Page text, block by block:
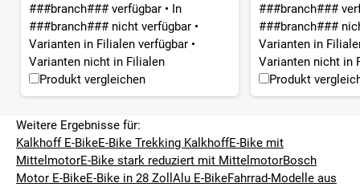
###branch### verfügbar • In
###branch### nicht verfügbar •
Varianten in Filialen verfügbar •
Varianten nicht in Filialen
Produkt vergleichen
###branch###
###branch###
Varianten in
Varianten nicht in
Produkt
Weitere Ergebnisse für:
Kalkhoff E-BikeE-Bike Trekking KalkhoffE-Bike mit
MittelmotorE-Bike stark reduziert mit MittelmotorBosch
Motor E-BikeE-Bike in 28 Zoll Alu E-BikeFahrrad-Modelle aus